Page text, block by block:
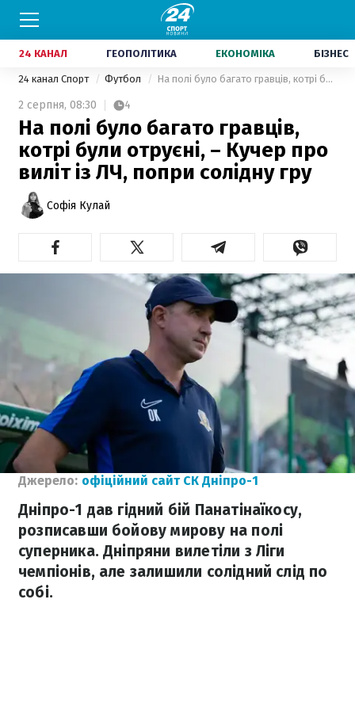
24 КАНАЛ ГЕОПОЛІТИКА ЕКОНОМІКА БІЗНЕС
24 канал Спорт Футбол На полі було багато гравців, котрі були отруєні, – Кучер про виліт із ЛЧ, попри солідну гру
2 серпня, 08:30 4
На полі було багато гравців,
котрі були отруєні, – Кучер про
виліт із ЛЧ, попри солідну гру
Софія Кулай
Джерело: офіційний сайт СК Дніпро-1
Дніпро-1 дав гідний бій Панатінаїкосу,
розписавши бойову мирову на полі
суперника. Дніпряни вилетіли з Ліги
чемпіонів, але залишили солідний слід по
собі.